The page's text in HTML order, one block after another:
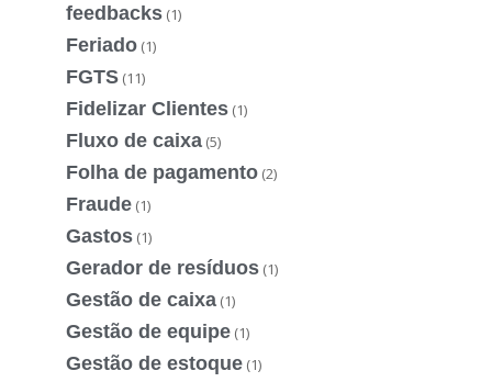
feedbacks (1)
Feriado (1)
FGTS (11)
Fidelizar Clientes (1)
Fluxo de caixa (5)
Folha de pagamento (2)
Fraude (1)
Gastos (1)
Gerador de resíduos (1)
Gestão de caixa (1)
Gestão de equipe (1)
Gestão de estoque (1)